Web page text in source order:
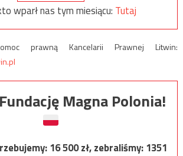
wparł nas tym miesiącu: Tutaj
prawną Kancelarii Prawnej Litwin:
Magna Polonia!
16 500zł, zebraliśmy:1351